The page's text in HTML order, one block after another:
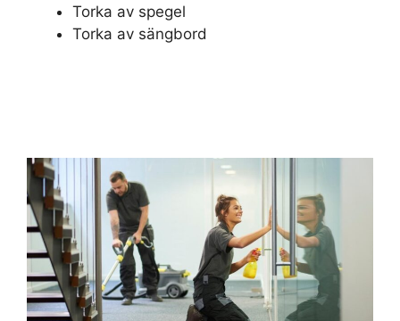
Torka av spegel
Torka av sängbord